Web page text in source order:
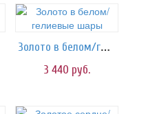
Золото в белом/гелиевые шары
3 440 руб.